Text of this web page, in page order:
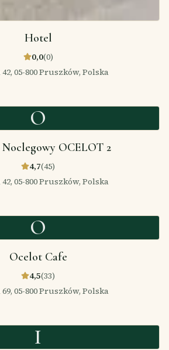
Hotel
0,0(0)
05-800 Pruszków, Polska
O
OCELOT 2
4,7(45)
05-800 Pruszków, Polska
O
Ocelot Cafe
4,5(33)
05-800 Pruszków, Polska
I